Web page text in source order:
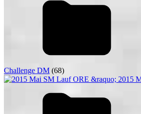
Challenge DM (68)